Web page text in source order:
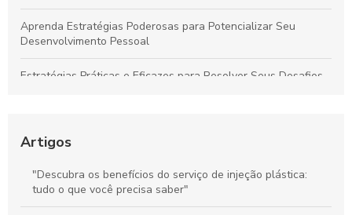
Aprenda Estratégias Poderosas para Potencializar Seu
Desenvolvimento Pessoal
Estratégias Práticas e Eficazes para Resolver Seus Desafios
para Aumentar Vendas e Fidelizar Clientes
Stoppers de Supermercado: Como Melhorar a Experiência do
Cliente e Maximizar suas Vendas
Artigos
"Descubra os benefícios do serviço de injeção plástica:
tudo o que você precisa saber"